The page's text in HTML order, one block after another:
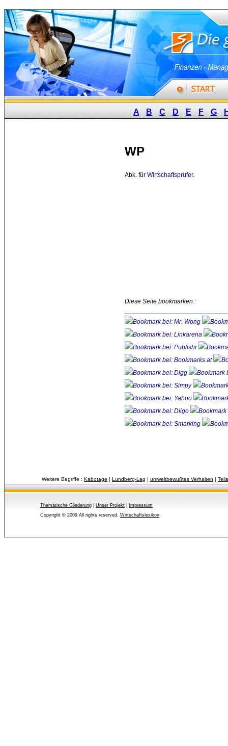
A B C D E F G
WP
Abk. für Wirtschaftsprüfer.
Diese Seite bookmarken :
Weitere Begriffe : Kabotage | Lundberg-Lag | umweltbewußtes Verhalten |
Thematische Gliederung Unser Projekt
Impressum
Copyright © 2009 All rights reserved. Wirtschaftslexikon